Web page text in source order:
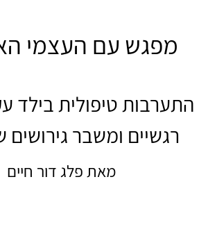
מפגש עם העצמי
התערבות טיפולית בילד
רגשיים ומשבר גירושים
מאת פלג דור חיים